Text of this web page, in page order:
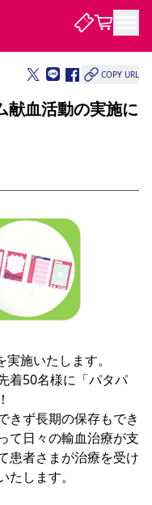
報 アクセス レディース
選手
種 購入方法
サービス
団体チケット
ービス
ルメ
マッチデープログラム
戦ガイド 公式アプリ
インパクトレポート
取り組み実績
ト
ファンクラブ
COPY URL
献血活動の実施に
施いたします。
着50名様に「パタパ
きず長期の保存もでき
て日々の輸血治療が支
患者さまが治療を受け
します。